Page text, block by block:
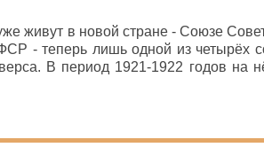
живут в новой стране - Союзе
- теперь лишь одной из четырёх
В период 1921-1922 годов